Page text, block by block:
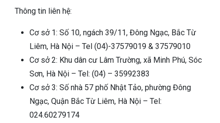
Thông tin liên hệ:
Cơ sở 1: Số 10, ngách 39/11, Đông Ngạc, Bắc Từ
Liêm, Hà Nội – Tel (04)-37579019 & 37579010
Cơ sở 2: Khu dân cư Lâm Trường, xã Minh Phú, Sóc
Sơn, Hà Nội – Tel: (04) – 35992383
Cơ sở 3: Số nhà 57 phố Nhật Tảo, phường Đông
Ngạc, Quận Bắc Từ Liêm, Hà Nội – Tel:
024.60279174